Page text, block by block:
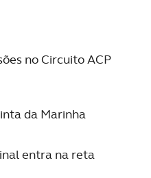
e de análise, com
internacionais de
apenas com o seu
a prestar.
tipo de Cookies e
impacto na sua
e nos serviços
no Circuito ACP
da Marinha
entra na reta